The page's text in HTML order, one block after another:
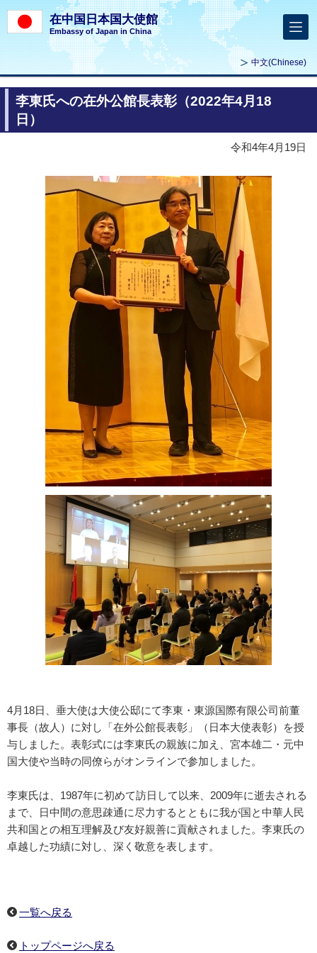
在中国日本国大使館
Embassy of Japan in China
中文(Chinese)
李東氏への在外公館長表彰（2022年4月18
日）
令和4年4月19日
4月18日、垂大使は大使公邸にて李東・東源国際有限公司前董
事長（故人）に対し「在外公館長表彰」（日本大使表彰）を授
与しました。表彰式には李東氏の親族に加え、宮本雄二・元中
国大使や当時の同僚らがオンラインで参加しました。
李東氏は、1987年に初めて訪日して以来、2009年に逝去される
まで、日中間の意思疎通に尽力するとともに我が国と中華人民
共和国との相互理解及び友好親善に貢献されました。李東氏の
卓越した功績に対し、深く敬意を表します。
一覧へ戻る
トップページへ戻る